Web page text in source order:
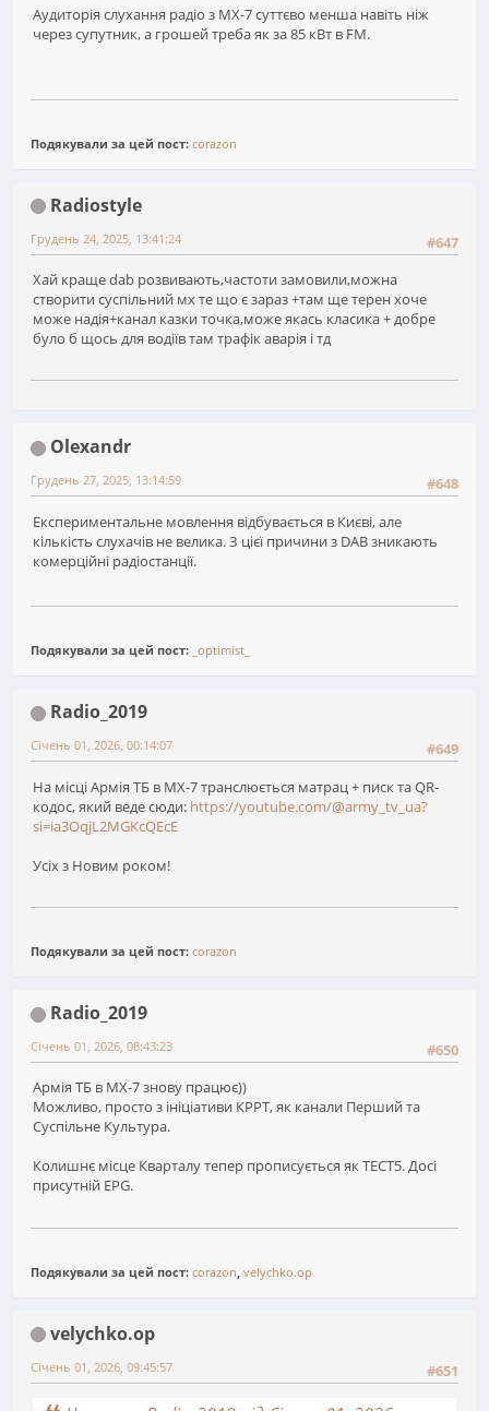
Аудиторія слухання радіо з МХ-7 суттєво менша навіть ніж
через супутник, а грошей треба як за 85 кВт в FM.
Подякували за цей пост: corazon
Radiostyle
#647
Грудень 24, 2025, 13:41:24
Хай краще dab розвивають,частоти замовили,можна
створити суспільний мх те що є зараз +там ще терен хоче
може надія+канал казки точка,може якась класика + добре
було б щось для водіїв там трафік аварія і тд
Olexandr
#648
Грудень 27, 2025, 13:14:59
Експериментальне мовлення відбувається в Києві, але
кількість слухачів не велика. З цієї причини з DAB зникають
комерційні радіостанції.
Подякували за цей пост: _optimist_
Radio_2019
#649
Січень 01, 2026, 00:14:07
На місці Армія ТБ в MX-7 транслюється матрац + писк та QR-
кодос, який веде сюди: https://youtube.com/@army_tv_ua?
si=ia3OqjL2MGKcQEcE
Усіх з Новим роком!
Подякували за цей пост: corazon
Radio_2019
#650
Січень 01, 2026, 08:43:23
Армія ТБ в MX-7 знову працює))
Можливо, просто з ініціативи КРРТ, як канали Перший та
Суспільне Культура.
Колишнє місце Кварталу тепер прописується як ТЕСТ5. Досі
присутній EPG.
Подякували за цей пост: corazon velychko.op
velychko.op
#651
Січень 01, 2026, 09:45:57